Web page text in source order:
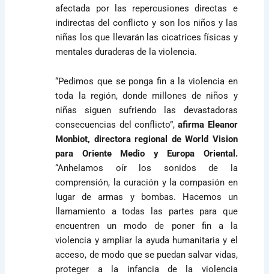
afectada por las repercusiones directas e
indirectas del conflicto y son los niños y las
niñas los que llevarán las cicatrices físicas y
mentales duraderas de la violencia.
“Pedimos que se ponga fin a la violencia en
toda la región, donde millones de niños y
niñas siguen sufriendo las devastadoras
consecuencias del conflicto”,afirma Eleanor
Monbiot, directora regional de World Vision
para Oriente Medio y Europa Oriental.
“Anhelamos oír los sonidos de la
comprensión, la curación y la compasión en
lugar de armas y bombas. Hacemos un
llamamiento a todas las partes para que
encuentren un modo de poner fin a la
violencia y ampliar la ayuda humanitaria y el
acceso, de modo que se puedan salvar vidas,
proteger a la infancia de la violencia